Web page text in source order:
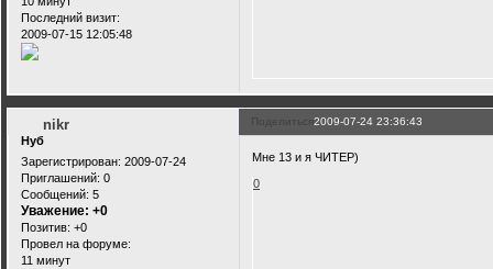
Последний визит:
2009-07-15 12:05:48
Поделиться2009-07-24 23:36:43
nikr
Нуб
Зарегистрирован: 2009-07-24
Приглашений: 0
Сообщений: 5
Уважение: +0
Позитив: +0
Провел на форуме:
11 минут
Мне 13 и я ЧИТЕР)
0